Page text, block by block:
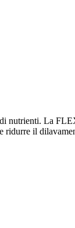
nutrienti. La
ridurre il